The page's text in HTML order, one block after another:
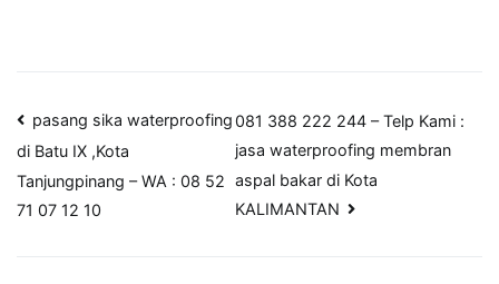
Post
navigation
pasang sika waterproofing
di Batu IX ,Kota
Tanjungpinang – WA : 08 52
71 07 12 10
081 388 222 244 – Telp Kami :
jasa waterproofing membran
aspal bakar di Kota
KALIMANTAN